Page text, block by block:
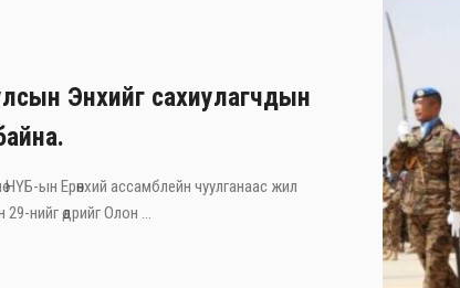
Энхийг сахиулагчдын
НҮБ-ын Ерөнхий ассамблейн чуулганаас жил
нийг өдрийг Олон ...